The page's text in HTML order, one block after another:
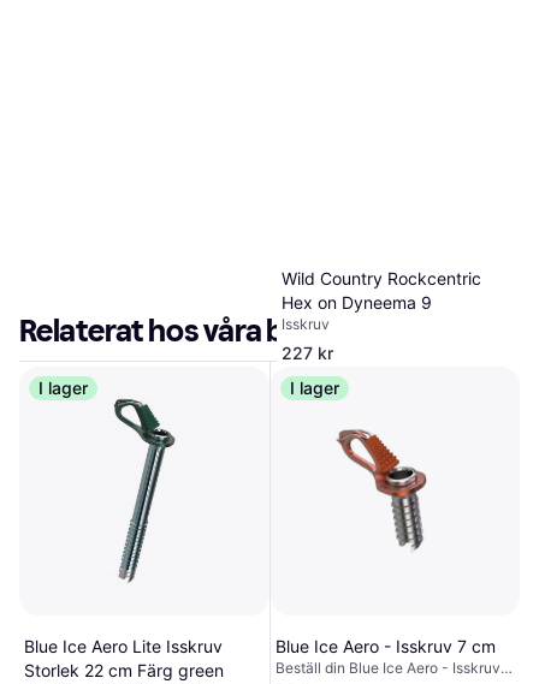
Wild Country Rockcentric
Hex on Dyneema 9
Isskruv
227 kr
1 butik
Relaterat hos våra butiker
I lager
Blue Ice Aero Lite Isskruv
Storlek 22 cm Färg green
I lager
Blue Ice Aero - Isskruv 7 cm
Beställ din Blue Ice Aero - Isskruv 7